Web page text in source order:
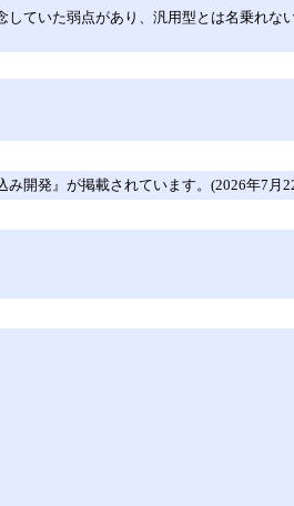
ていた弱点があり、汎用型とは名乗れな
み開発』が掲載されています。(2026年7月